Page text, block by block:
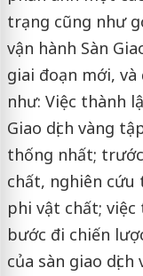
trạng cũng như
vận hành Sàn
giai đoạn mới,
như: Việc thành
Giao dịch vàng
thống nhất; trước
chất, nghiên cứu
phi vật chất; việc
bước đi chiến
của sàn giao